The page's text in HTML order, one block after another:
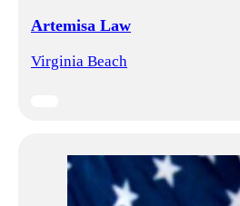
Artemisa Law
Virginia Beach